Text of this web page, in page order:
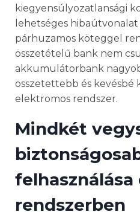
kiegyensúlyozatlansági
lehetséges
párhuzamos köteggel
összetételű bank nem
akkumulátorbank
összetettebb és kevésbé
elektromos rendszer.
Mindkét
felhasználása
rendszerben